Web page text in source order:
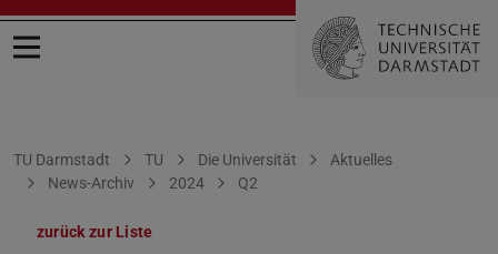
Menü öffnen
Sie befinden sich hier:
TU Darmstadt TU Die Universität
Aktuelles
News-Archiv
2024 Q2
zurück zur Liste